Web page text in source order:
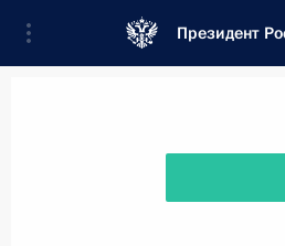
Президент
Название